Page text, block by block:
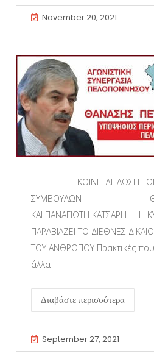
November 20, 2021
ΚΟΙΝΗ ΔΗΛΩΣΗ ΤΩΝ
ΣΥΜΒΟΥΛΩΝ
ΚΑΙ ΠΑΝΑΓΙΩΤΗ ΚΑΤΣΑΡΗ Η
ΠΑΡΑΒΙΑΖΕΙ ΤΟ ΔΙΕΘΝΕΣ
ΤΟΥ ΑΝΘΡΩΠΟΥ Πρακτικές
άλλα
Διαβάστε περισσότερα
September 27, 2021